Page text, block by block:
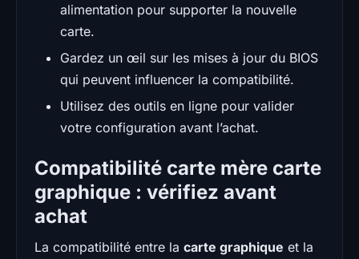
alimentation pour supporter la nouvelle
carte.
Gardez un œil sur les mises à jour du BIOS
qui peuvent influencer la compatibilité.
Utilisez des outils en ligne pour valider
votre configuration avant l’achat.
Compatibilité carte mère carte
graphique : vérifiez avant
achat
La compatibilité entre la carte graphique et la